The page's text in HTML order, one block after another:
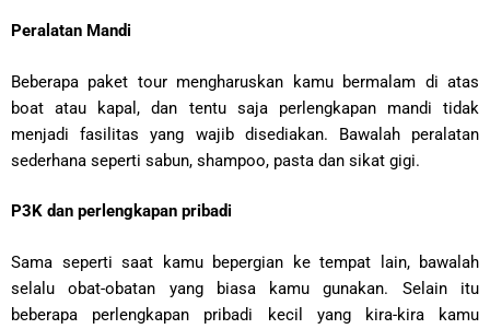
Peralatan Mandi
Beberapa paket tour mengharuskan kamu bermalam di atas
boat atau kapal, dan tentu saja perlengkapan mandi tidak
menjadi fasilitas yang wajib disediakan. Bawalah peralatan
sederhana seperti sabun, shampoo, pasta dan sikat gigi.
P3K dan perlengkapan pribadi
Sama seperti saat kamu bepergian ke tempat lain, bawalah
selalu obat-obatan yang biasa kamu gunakan. Selain itu
beberapa perlengkapan pribadi kecil yang kira-kira kamu